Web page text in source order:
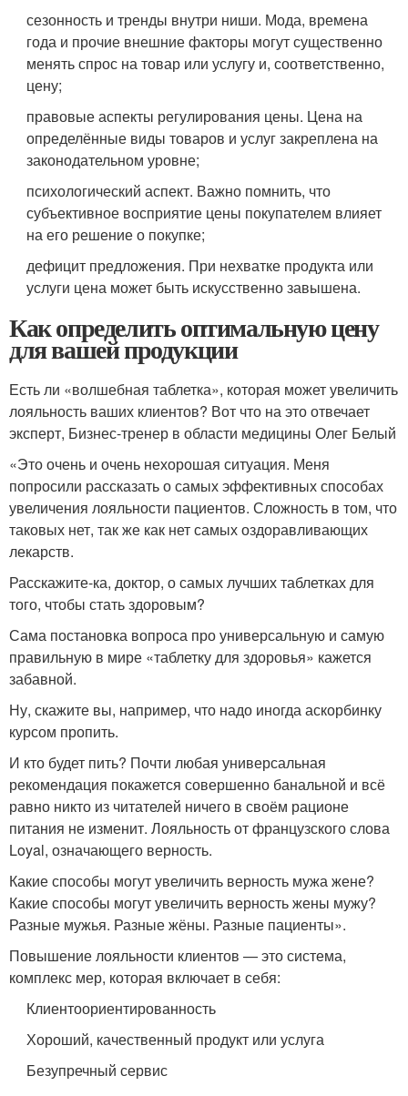
сезонность и тренды внутри ниши. Мода, времена
года и прочие внешние факторы могут существенно
менять спрос на товар или услугу и, соответственно,
цену;
правовые аспекты регулирования цены. Цена на
определённые виды товаров и услуг закреплена на
законодательном уровне;
психологический аспект. Важно помнить, что
субъективное восприятие цены покупателем влияет
на его решение о покупке;
дефицит предложения. При нехватке продукта или
услуги цена может быть искусственно завышена.
Как определить оптимальную цену
для вашей продукции
Есть ли «волшебная таблетка», которая может увеличить
лояльность ваших клиентов? Вот что на это отвечает
эксперт, Бизнес-тренер в области медицины Олег Белый
«Это очень и очень нехорошая ситуация. Меня
попросили рассказать о самых эффективных способах
увеличения лояльности пациентов. Сложность в том, что
таковых нет, так же как нет самых оздоравливающих
лекарств.
Расскажите-ка, доктор, о самых лучших таблетках для
того, чтобы стать здоровым?
Сама постановка вопроса про универсальную и самую
правильную в мире «таблетку для здоровья» кажется
забавной.
Ну, скажите вы, например, что надо иногда аскорбинку
курсом пропить.
И кто будет пить? Почти любая универсальная
рекомендация покажется совершенно банальной и всё
равно никто из читателей ничего в своём рационе
питания не изменит. Лояльность от французского слова
Loyal, означающего верность.
Какие способы могут увеличить верность мужа жене?
Какие способы могут увеличить верность жены мужу?
Разные мужья. Разные жёны. Разные пациенты».
Повышение лояльности клиентов — это система,
комплекс мер, которая включает в себя:
Клиентоориентированность
Хороший, качественный продукт или услуга
Безупречный сервис